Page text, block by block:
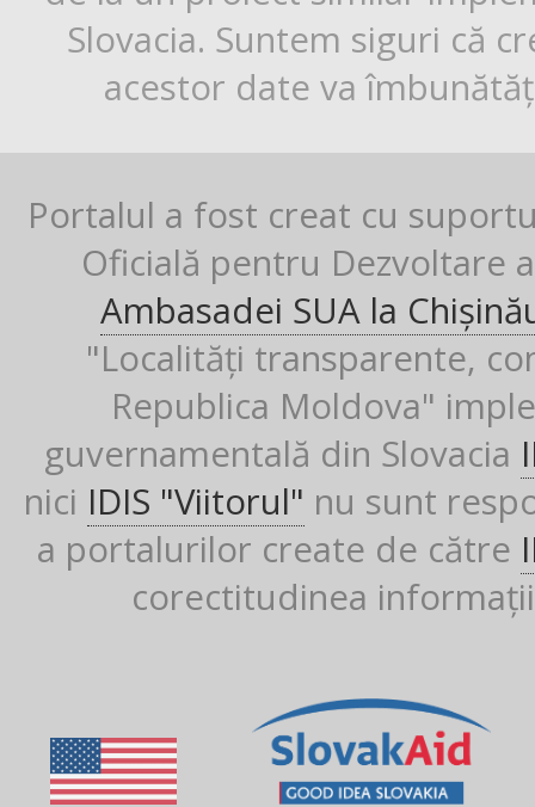
Slovacia. Suntem siguri că
acestor date va
Portalul a fost creat cu
Oficială pentru Dezvoltare
Ambasadei SUA la
"Localități transparente,
Republica Moldova"
guvernamentală din Slovacia
nici IDIS "Viitorul" nu sunt
a portalurilor create de către
corectitudinea